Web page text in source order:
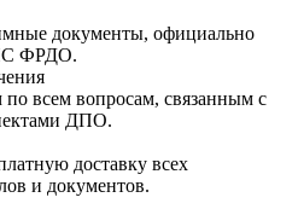
документы, официально
ФРДО.
всем вопросам, связанным с
ДПО.
доставку всех
и документов.